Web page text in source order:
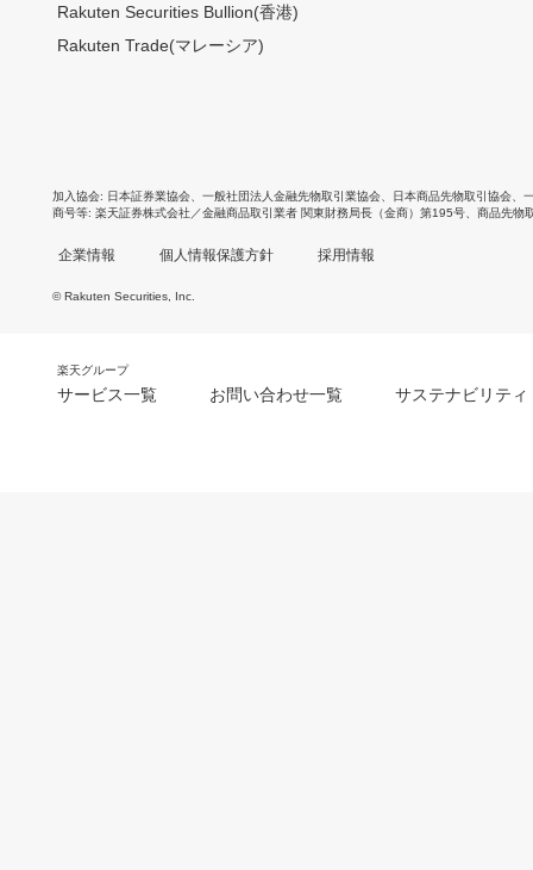
Rakuten Securities Bullion(香港)
Rakuten Trade(マレーシア)
加入協会 日本証券業協会 一般社団法人金融先物取引業協会 日本商品先物取引協会
商号等 楽天証券株式会社／金融商品取引業者 関東財務局長（金商）第195号、商品先物
企業情報 個人情報保護方針 採用情報
© Rakuten Securities, Inc.
楽天グループ
サービス一覧 お問い合わせ一覧 サステナビリティ